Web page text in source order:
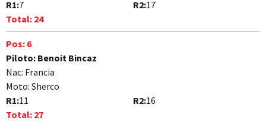
R1:7 R2:17
Total: 24
Pos: 6
Piloto: Benoit Bincaz
Nac: Francia
Moto: Sherco
R1:11 R2:16
Total: 27